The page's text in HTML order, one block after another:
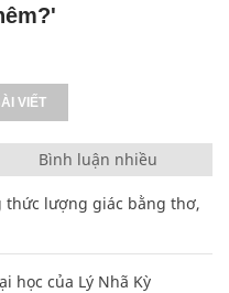
VIẾT
Bình luận nhiều
thức lượng giác bằng thơ,
học của Lý Nhã Kỳ